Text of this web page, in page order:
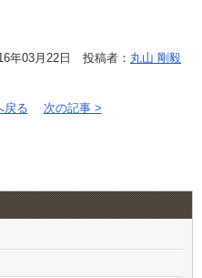
年03月22日 投稿者： 丸山 剛毅
戻る 次の記事 >